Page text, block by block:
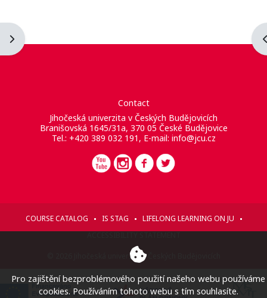
Ouvrir le tiroir des blocs
Contact
Jihočeská univerzita v Českých Budějovicích
Branišovská 1645/31a, 370 05 České Budějovice
Tel.: +420 389 032 191, E-mail: info@jcu.cz
COURSE CATALOG IS STAG
LIFELONG LEARNING ON JU
© 2026 Jihočeská univerzita v Českých Budějovicích
Pro zajištění bezproblémového použití našeho webu používáme
cookies. Používáním tohoto webu s tím souhlasíte.